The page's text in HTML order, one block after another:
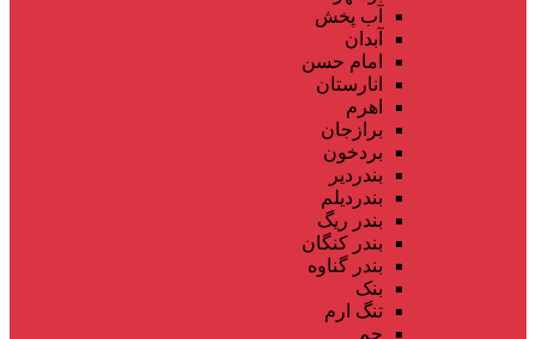
آب پخش
آبدان
امام حسن
انارستان
اهرم
برازجان
بردخون
بندردیر
بندردیلم
بندر ریگ
بندر کنگان
بندر گناوه
بنک
تنگ ارم
جم